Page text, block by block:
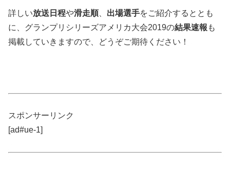
詳しい放送日程や滑走順、 出場選手をご紹介するととも
に、グランプリシリーズアメリカ大会2019の結果速報 も
掲載していきますので、どうぞご期待ください！
スポンサーリンク
[ad#ue-1]